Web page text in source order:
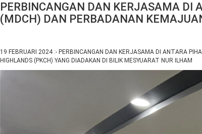
PERBINCANGAN DAN KERJASAMA DI
(MDCH) DAN PERBADANAN
19 FEBRUARI 2024 :- PERBINCANGAN DAN KERJASAMA DI ANTARA
HIGHLANDS (PKCH) YANG DIADAKAN DI BILIK MESYUARAT NUR ILHAM